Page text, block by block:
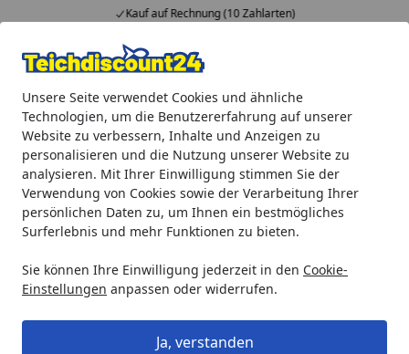
Unsere Seite verwendet Cookies und ähnliche
Technologien, um die Benutzererfahrung auf unserer
Website zu verbessern, Inhalte und Anzeigen zu
personalisieren und die Nutzung unserer Website zu
analysieren. Mit Ihrer Einwilligung stimmen Sie der
Verwendung von Cookies sowie der Verarbeitung Ihrer
persönlichen Daten zu, um Ihnen ein bestmögliches
Surferlebnis und mehr Funktionen zu bieten.
Sie können Ihre Einwilligung jederzeit in den Cookie-
Einstellungen anpassen oder widerrufen.
Ja, verstanden
Kauf auf Rechnung (10 Zahlarten)
Alle Produkte
Mein Konto
Suchen
Startseite
Gardenforma Gas Feuerstelle Granvill
Gardenforma Gas Feuerstelle
Granvill